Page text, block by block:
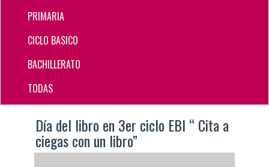
PRIMARIA
CICLO BASICO
BACHILLERATO
TODAS
Día del libro en 3er ciclo EBI “ Cita a
ciegas con un libro”